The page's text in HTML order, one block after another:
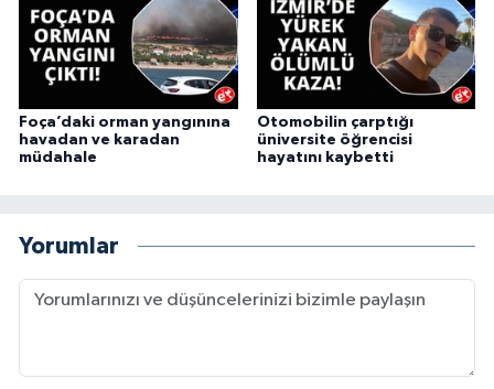
Foça’daki orman yangınına
havadan ve karadan
müdahale
Otomobilin çarptığı
üniversite öğrencisi
hayatını kaybetti
Yorumlar